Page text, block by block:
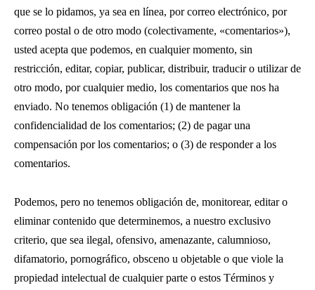
que se lo pidamos, ya sea en línea, por correo electrónico, por
correo postal o de otro modo (colectivamente, «comentarios»),
usted acepta que podemos, en cualquier momento, sin
restricción, editar, copiar, publicar, distribuir, traducir o utilizar de
otro modo, por cualquier medio, los comentarios que nos ha
enviado. No tenemos obligación (1) de mantener la
confidencialidad de los comentarios; (2) de pagar una
compensación por los comentarios; o (3) de responder a los
comentarios.
Podemos, pero no tenemos obligación de, monitorear, editar o
eliminar contenido que determinemos, a nuestro exclusivo
criterio, que sea ilegal, ofensivo, amenazante, calumnioso,
difamatorio, pornográfico, obsceno u objetable o que viole la
propiedad intelectual de cualquier parte o estos Términos y